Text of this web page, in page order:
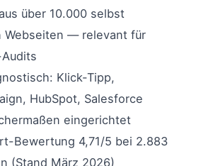
über 10.000 selbst
Webseiten — relevant für
Klick-Tipp,
HubSpot, Salesforce
eingerichtet
Bewertung 4,71/5 bei 2.883
(Stand März 2026)